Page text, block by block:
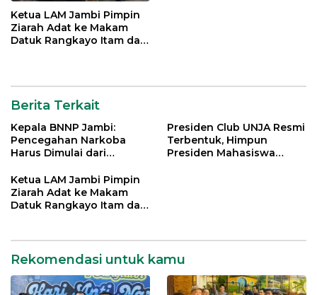
Ketua LAM Jambi Pimpin
Ziarah Adat ke Makam
Datuk Rangkayo Itam dan
Berita Terkait
Kepala BNNP Jambi:
Pencegahan Narkoba
Harus Dimulai dari
Indonesia Emas 2045
Presiden Club UNJA Resmi
Terbentuk, Himpun
Presiden Mahasiswa
Ketua LAM Jambi Pimpin
Ziarah Adat ke Makam
Datuk Rangkayo Itam dan
Rekomendasi untuk kamu